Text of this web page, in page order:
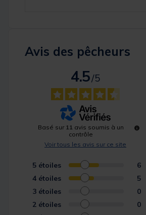
Avis des pêcheurs
4.5
/5
Basé sur 11 avis soumis à un
contrôle
Voir tous les avis sur ce site
5 étoiles
6
4 étoiles
5
3 étoiles
0
2 étoiles
0